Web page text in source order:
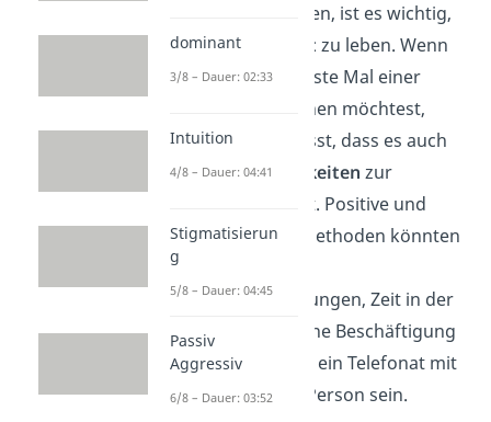
entgegenzuwirken, ist es wichtig,
imHier und Jetzt zu leben. Wenn
du also das nächste Mal einer
Situation entfliehen möchtest,
mache dir bewusst, dass es auch
andere Möglichkeiten zur
Bewältigung gibt. Positive und
entspannende Methoden könnten
für dich Sport,
Achtsamkeitsübungen, Zeit in der
Natur, eine schöne Beschäftigung
wie Kochen oder ein Telefonat mit
einer dir nahen Person sein.
dominant
3/8 – Dauer: 02:33
Intuition
4/8 – Dauer: 04:41
Stigmatisierun
g
5/8 – Dauer: 04:45
Passiv
Aggressiv
6/8 – Dauer: 03:52